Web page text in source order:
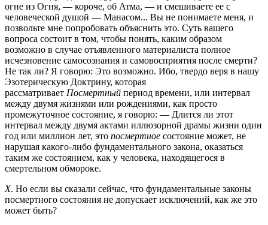
огне из Огня, — короче, об Атма, — и смешиваете ее с
человеческой душой — Манасом... Вы не понимаете меня, и
позвольте мне попробовать объяснить это. Суть вашего
вопроса состоит в том, чтобы понять, каким образом
возможно в случае отъявленного материалиста полное
исчезновение самосознания и самовосприятия после смерти?
Не так ли? Я говорю: Это возможно. Ибо, твердо веря в нашу
Эзотерическую Доктрину, которая
рассматривает Посмертный период времени, или интервал
между двумя жизнями или рождениями, как просто
промежуточное состояние, я говорю: — Длится ли этот
интервал между двумя актами иллюзорной драмы жизни один
год или миллион лет, это посмертное состояние может, не
нарушая какого-либо фундаментального закона, оказаться
таким же состоянием, как у человека, находящегося в
смертельном обмороке.
Х. Но если вы сказали сейчас, что фундаментальные законы
посмертного состояния не допускает исключений, как же это
может быть?